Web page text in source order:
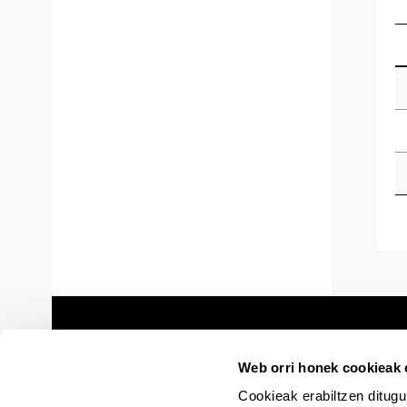
Web orri honek cookieak
Cookieak erabiltzen